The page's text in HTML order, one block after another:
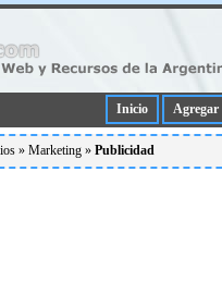
Inicio Agregar
» Marketing » Publicidad